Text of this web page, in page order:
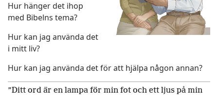
Hur hänger det ihop
med Bibelns tema?
Hur kan jag använda det
i mitt liv?
Hur kan jag använda det för att hjälpa någon annan?
”Ditt ord är en lampa för min fot och ett ljus på min